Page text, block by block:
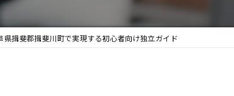
水回り
県揖斐郡揖斐川町で実現する初心者向け独立ガイド